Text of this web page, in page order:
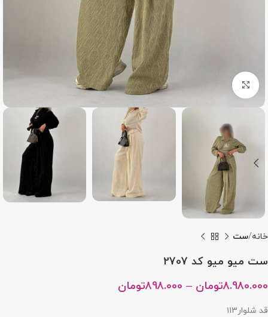
بزرگنمایی تصویر
خانه ست
ست میو میو کد 2707
8.980.000تومان –
898.000تومان
قد شلوار۱۱۳